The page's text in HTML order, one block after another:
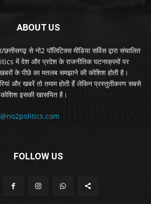
ABOUT US
से नो2 पॉलिटिक्स मीडिया सर्विस द्वारा संचालित
में देश और प्रदेश के राजनीतिक घटनाक्रमों पर
के पीछे का मतलब समझाने की कोशिश होती है।
और खबरें तो तमाम होती हैं लेकिन प्रस्तुतीकरण सबसे
इसकी खासयित है।
FOLLOW US